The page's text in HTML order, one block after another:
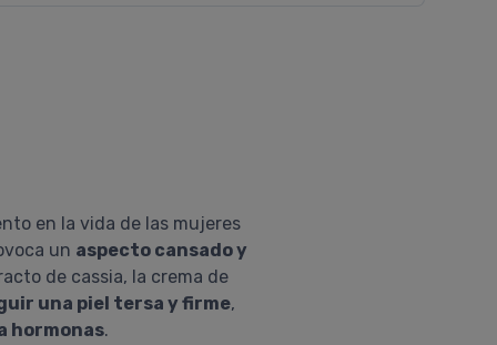
en la vida de las mujeres
un aspecto cansado y
de cassia, la crema de
una piel tersa y firme,
hormonas.